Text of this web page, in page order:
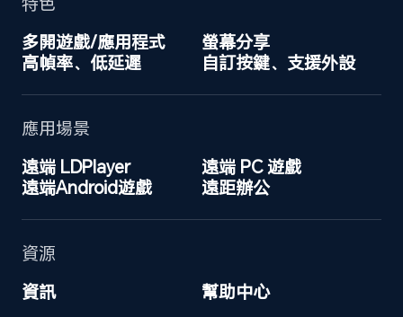
多開遊戲/應用程式
螢幕分享
高幀率、低延遲
自訂按鍵、支援外設
應用場景
遠端 LDPlayer
遠端 PC 遊戲
遠端Android遊戲
遠距辦公
資源
資訊
幫助中心